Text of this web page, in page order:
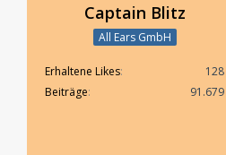
Captain Blitz
All Ears GmbH
Erhaltene Likes
128
Beiträge
91.679